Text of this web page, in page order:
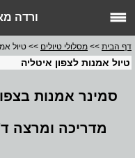
ורדה
דף הבית >> מסלולי טיולים >> טיול
טיול אמנות לצפון איטליה
סמינר אמנות
מדריכה ומרצה